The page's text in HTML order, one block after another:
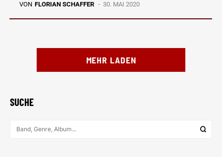
VON FLORIAN SCHAFFER 30. MAI 2020
MEHR LADEN
SUCHE